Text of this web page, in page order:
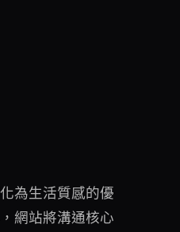
為生活質感的優
網站將溝通核心